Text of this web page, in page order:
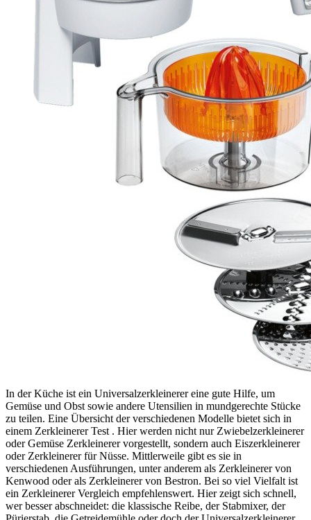
In der Küche ist ein Universalzerkleinerer eine gute Hilfe, um
Gemüse und Obst sowie andere Utensilien in mundgerechte Stücke
zu teilen. Eine Übersicht der verschiedenen Modelle bietet sich in
einem Zerkleinerer Test . Hier werden nicht nur Zwiebelzerkleinerer
oder Gemüse Zerkleinerer vorgestellt, sondern auch Eiszerkleinerer
oder Zerkleinerer für Nüsse. Mittlerweile gibt es sie in
verschiedenen Ausführungen, unter anderem als Zerkleinerer von
Kenwood oder als Zerkleinerer von Bestron. Bei so viel Vielfalt ist
ein Zerkleinerer Vergleich empfehlenswert. Hier zeigt sich schnell,
wer besser abschneidet: die klassische Reibe, der Stabmixer, der